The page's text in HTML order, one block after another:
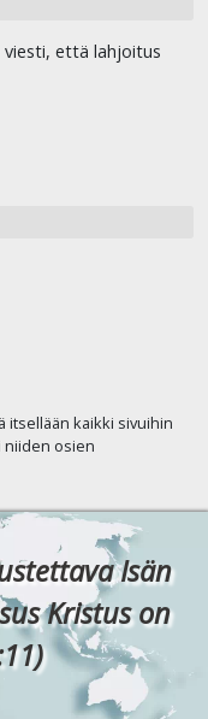
viesti, että lahjoitus
itsellään kaikki sivuihin
niiden osien
Isän
Kristus on